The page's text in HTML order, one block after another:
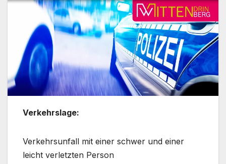
Verkehrslage:
Verkehrsunfall mit einer schwer und einer
leicht verletzten Person